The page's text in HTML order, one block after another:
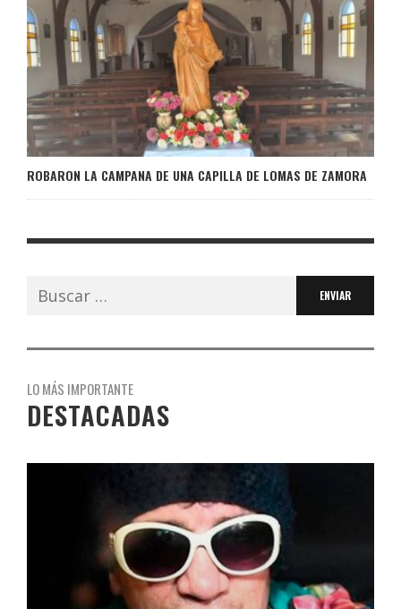
ROBARON LA CAMPANA DE UNA CAPILLA DE LOMAS DE ZAMORA
Buscar:
LO MÁS IMPORTANTE
DESTACADAS